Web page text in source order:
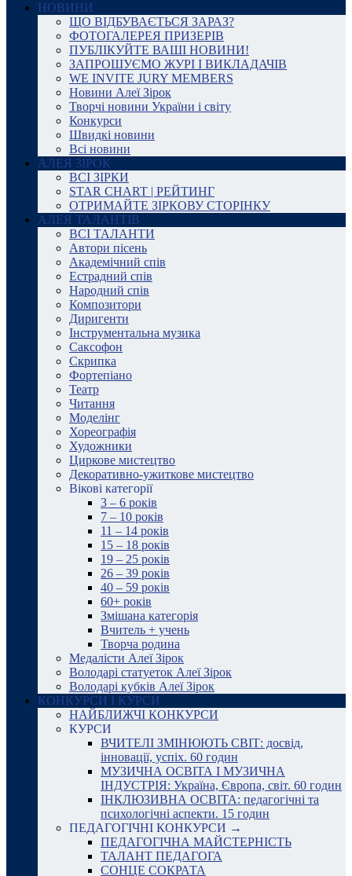
НОВИНИ
ЩО ВІДБУВАЄТЬСЯ ЗАРАЗ?
ФОТОГАЛЕРЕЯ ПРИЗЕРІВ
ПУБЛІКУЙТЕ ВАШІ НОВИНИ!
ЗАПРОШУЄМО ЖУРІ І ВИКЛАДАЧІВ
WE INVITE JURY MEMBERS
Новини Алеї Зірок
Творчі новини України і світу
Конкурси
Швидкі новини
Всі новини
АЛЕЯ ЗІРОК
ВСІ ЗІРКИ
STAR CHART | РЕЙТИНГ
ОТРИМАЙТЕ ЗІРКОВУ СТОРІНКУ
АЛЕЯ ТАЛАНТІВ
ВСІ ТАЛАНТИ
Автори пісень
Академічний спів
Естрадний спів
Народний спів
Композитори
Диригенти
Інструментальна музика
Саксофон
Скрипка
Фортепіано
Театр
Читання
Моделінг
Хореографія
Художники
Циркове мистецтво
Декоративно-ужиткове мистецтво
Вікові категорії
3 – 6 років
7 – 10 років
11 – 14 років
15 – 18 років
19 – 25 років
26 – 39 років
40 – 59 років
60+ років
Змішана категорія
Вчитель + учень
Творча родина
Медалісти Алеї Зірок
Володарі статуеток Алеї Зірок
Володарі кубків Алеї Зірок
КОНКУРСИ І КУРСИ
НАЙБЛИЖЧІ КОНКУРСИ
КУРСИ
ВЧИТЕЛІ ЗМІНЮЮТЬ СВІТ: досвід,
інновації, успіх. 60 годин
МУЗИЧНА ОСВІТА І МУЗИЧНА
ІНДУСТРІЯ: Україна, Європа, світ. 60 годин
ІНКЛЮЗИВНА ОСВІТА: педагогічні та
психологічні аспекти. 15 годин
ПЕДАГОГІЧНІ КОНКУРСИ →
ПЕДАГОГІЧНА МАЙСТЕРНІСТЬ
ТАЛАНТ ПЕДАГОГА
СОНЦЕ СОКРАТА